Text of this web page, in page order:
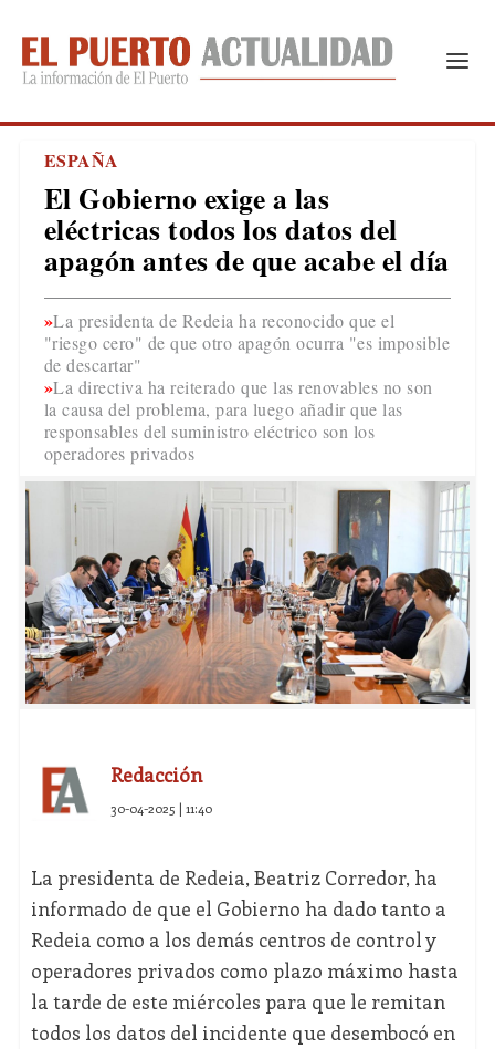
ESPAÑA
El Gobierno exige a las
eléctricas todos los datos del
apagón antes de que acabe el día
La presidenta de Redeia ha reconocido que el
"riesgo cero" de que otro apagón ocurra "es imposible
de descartar"
La directiva ha reiterado que las renovables no son
la causa del problema, para luego añadir que las
responsables del suministro eléctrico son los
operadores privados
Redacción
30-04-2025 | 11:40
La presidenta de Redeia, Beatriz Corredor, ha
informado de que el Gobierno ha dado tanto a
Redeia como a los demás centros de control y
operadores privados como plazo máximo hasta
la tarde de este miércoles para que le remitan
todos los datos del incidente que desembocó en